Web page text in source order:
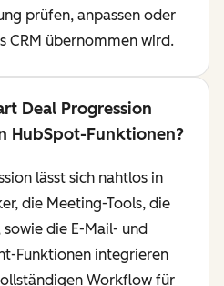
prüfen, anpassen oder
CRM übernommen wird.
Deal Progression
HubSpot-Funktionen?
lässt sich nahtlos in
die Meeting-Tools, die
die E-Mail- und
Funktionen integrieren
Workflow für